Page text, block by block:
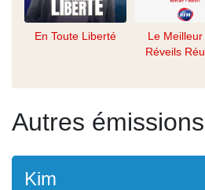
En Toute Liberté
Le Meilleur
Réveils
Autres
Kim